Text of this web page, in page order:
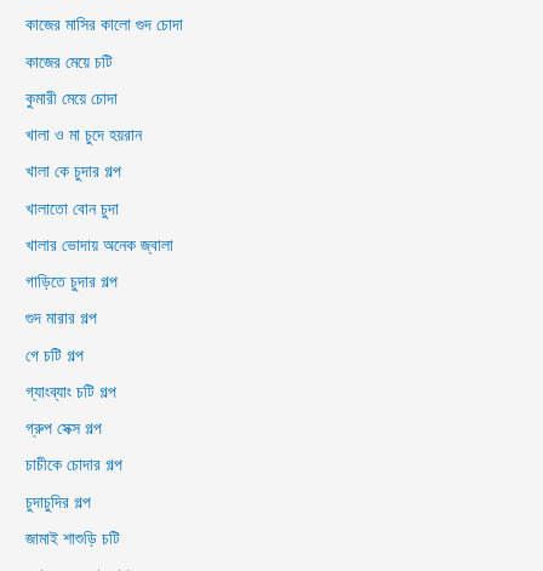
কাজের মাসির কালো গুদ চোদা
কাজের মেয়ে চটি
কুমারী মেয়ে চোদা
খালা ও মা চুদে হয়রান
খালা কে চুদার গল্প
খালাতো বোন চুদা
খালার ভোদায় অনেক জ্বালা
গাড়িতে চুদার গল্প
গুদ মারার গল্প
গে চটি গল্প
গ্যাংব্যাং চটি গল্প
গ্রুপ সেক্স গল্প
চাচীকে চোদার গল্প
চুদাচুদির গল্প
জামাই শাশুড়ি চটি